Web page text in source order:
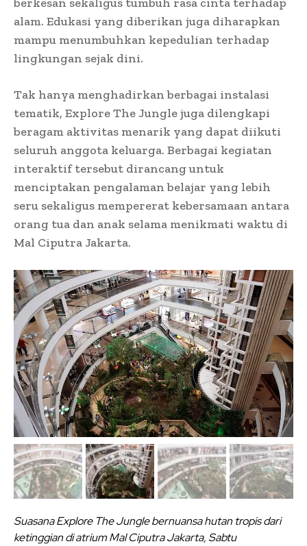
alam. Edukasi yang diberikan juga diharapkan
mampu menumbuhkan kepedulian terhadap
lingkungan sejak dini.
Tak hanya menghadirkan berbagai instalasi
tematik, Explore The Jungle juga dilengkapi
beragam aktivitas menarik yang dapat diikuti
seluruh anggota keluarga. Berbagai kegiatan
interaktif tersebut dirancang untuk
menciptakan pengalaman belajar yang lebih
seru sekaligus mempererat kebersamaan antara
orang tua dan anak selama menikmati waktu di
Mal Ciputra Jakarta.
Suasana Explore The Jungle bernuansa hutan tropis dari
ketinggian di atrium Mal Ciputra Jakarta, Sabtu